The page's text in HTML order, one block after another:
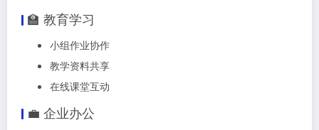
🏫 教育学习
小组作业协作
教学资料共享
在线课堂互动
💼 企业办公